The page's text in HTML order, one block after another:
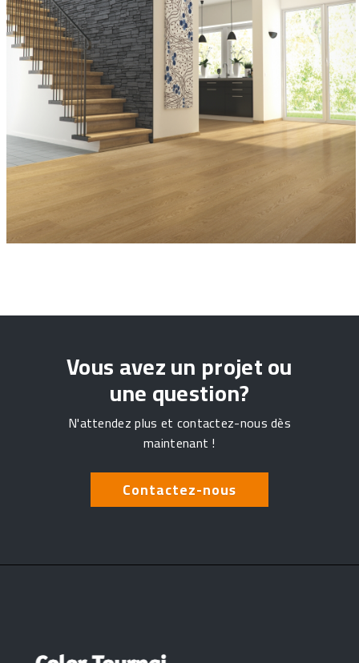
Vous avez un projet ou
une question?
N'attendez plus et contactez-nous dès
maintenant !
Contactez-nous